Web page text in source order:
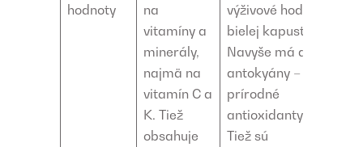
hodnoty
na
vitamíny a
minerály,
najmä na
vitamín C a
K. Tiež
obsahuje
výživové hodnoty
bielej kapusty.
Navyše má aj
antokyány –
prírodné
antioxidanty.
Tiež sú